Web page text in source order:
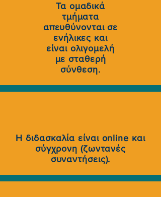
Τα ομαδικά
τμήματα
απευθύνονται σε
ενήλικες και
είναι ολιγομελή
με σταθερή
σύνθεση.
Η διδασκαλία είναι online και
σύγχρονη (ζωντανές
συναντήσεις).